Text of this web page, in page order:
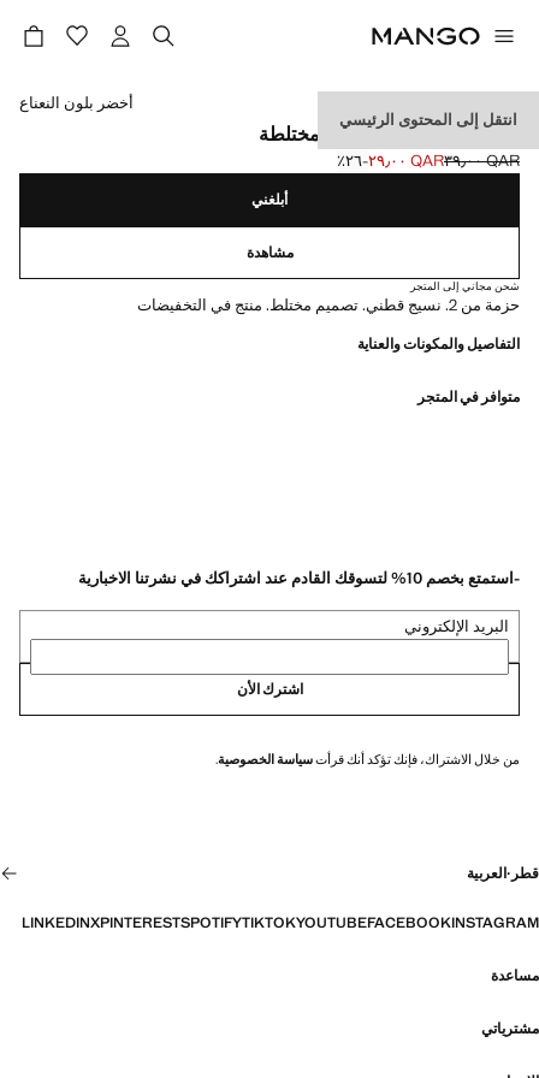
انتقل إلى المحتوى الرئيسي
علبة تضم 2 من الجوارب المختلطة
السعر الأول محذوف [QAR ٣٩٫٠٠ ]
QAR ٣٩٫٠٠
السعر الحالي [QAR ٢٩٫٠٠ ]QAR ٢٩٫٠٠ ؜-٢٦٪؜
حدد اللون
أخضر بلون النعناع
أبلغني
مشاهدة
شحن مجاني إلى المتجر
حزمة من 2. نسيج قطني. تصميم مختلط. منتج في التخفيضات
التفاصيل والمكونات والعناية
متوافر في المتجر
-استمتع بخصم 10% لتسوقك القادم عند اشتراكك في نشرتنا الاخبارية
البريد الإلكتروني
اشترك الأن
من خلال الاشتراك، فإنك تؤكد أنك قرأتسياسة الخصوصية.
قطر ·العربية
INSTAGRAM
FACEBOOK
YOUTUBE
TIKTOK
SPOTIFY
PINTEREST
X
LINKEDIN
مساعدة
مشترياتي